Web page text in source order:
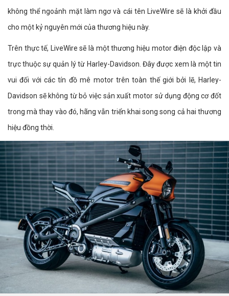
không thể ngoảnh mặt làm ngơ và cái tên LiveWire sẽ là khởi đầu
cho một kỷ nguyên mới của thương hiệu này.
Trên thực tế, LiveWire sẽ là một thương hiệu motor điện độc lập và
trực thuộc sự quản lý từ Harley-Davidson. Đây được xem là một tin
vui đối với các tín đồ mê motor trên toàn thế giới bởi lẽ, Harley-
Davidson sẽ không từ bỏ việc sản xuất motor sử dụng động cơ đốt
trong mà thay vào đó, hãng vẫn triển khai song song cả hai thương
hiệu đồng thời.